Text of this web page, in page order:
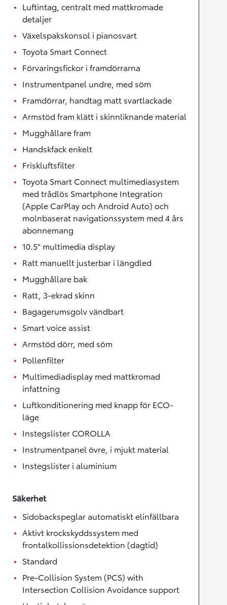
Luftintag, centralt med mattkromade
detaljer
Växelspakskonsol i pianosvart
Toyota Smart Connect
Förvaringsfickor i framdörrarna
Instrumentpanel undre, med söm
Framdörrar, handtag matt svartlackade
Armstöd fram klätt i skinnliknande material
Mugghållare fram
Handskfack enkelt
Friskluftsfilter
Toyota Smart Connect multimediasystem
med trådlös Smartphone Integration
(Apple CarPlay och Android Auto) och
molnbaserat navigationssystem med 4 års
abonnemang
10.5" multimedia display
Ratt manuellt justerbar i längdled
Mugghållare bak
Ratt, 3-ekrad skinn
Bagagerumsgolv vändbart
Smart voice assist
Armstöd dörr, med söm
Pollenfilter
Multimediadisplay med mattkromad
infattning
Luftkonditionering med knapp för ECO-
läge
Instegslister COROLLA
Instrumentpanel övre, i mjukt material
Instegslister i aluminium
Säkerhet
Sidobackspeglar automatiskt elinfällbara
Aktivt krockskyddssystem med
frontalkollissionsdetektion (dagtid)
Standard
Pre-Collision System (PCS) with
Intersection Collision Avoidance support